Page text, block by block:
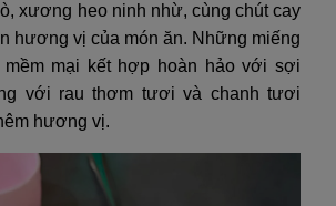
xương heo ninh nhừ, cùng chút cay
hương vị của món ăn. Những miếng
mềm mại kết hợp hoàn hảo với sợi
với rau thơm tươi và chanh tươi
hương vị.